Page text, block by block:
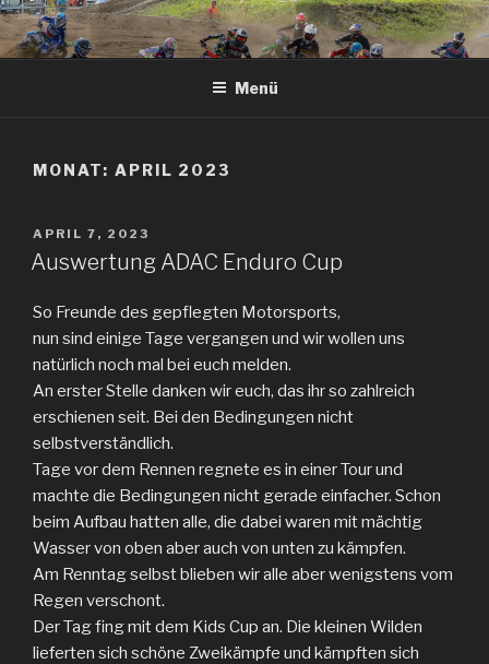
Zum
Inhalt
springen
Menü
MONAT: APRIL 2023
VERÖFFENTLICHT
AM
APRIL 7, 2023
Auswertung ADAC Enduro Cup
So Freunde des gepflegten Motorsports,
nun sind einige Tage vergangen und wir wollen uns
natürlich noch mal bei euch melden.
An erster Stelle danken wir euch, das ihr so zahlreich
erschienen seit. Bei den Bedingungen nicht
selbstverständlich.
Tage vor dem Rennen regnete es in einer Tour und
machte die Bedingungen nicht gerade einfacher. Schon
beim Aufbau hatten alle, die dabei waren mit mächtig
Wasser von oben aber auch von unten zu kämpfen.
Am Renntag selbst blieben wir alle aber wenigstens vom
Regen verschont.
Der Tag fing mit dem Kids Cup an. Die kleinen Wilden
lieferten sich schöne Zweikämpfe und kämpften sich